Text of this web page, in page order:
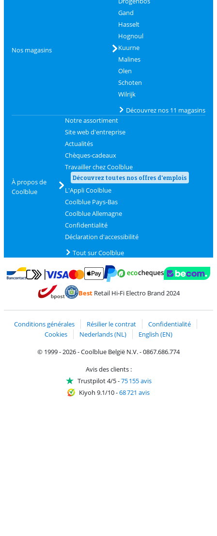
Nos magasins
Gand
Hasselt
Hognoul
Kuurne
Malines
Olen
Schoten
Wilrijk
Découvrez nos 11 magasins
À propos de
Coolblue
Notre assortiment
Site web d'entreprise
Actualités
Chèques-cadeaux
Travailler chez Coolblue
Découvrez toutes nos offres d'emplois
L'Appli Coolblue
Coolblue Pays-Bas
Coolblue Allemagne
Confidentialité
Déclaration d'accessibilité
Tout sur Coolblue
Payer avec Bancontact
Payer avec MasterCard et Visa via ClickToPay
Payer avec PayPal
BestRetail Hi-Fi Electro Brand 2024
Conditions générales Résilier le contrat
Confidentialité
Cookies
Nederlands (NL)
English (EN)
© 1999 - 2026 - Coolblue België N.V. - 0867.686.774
Avis des clients :
Trustpilot 4/5-75 155 avis
Kiyoh 9.1/10-68 721 avis